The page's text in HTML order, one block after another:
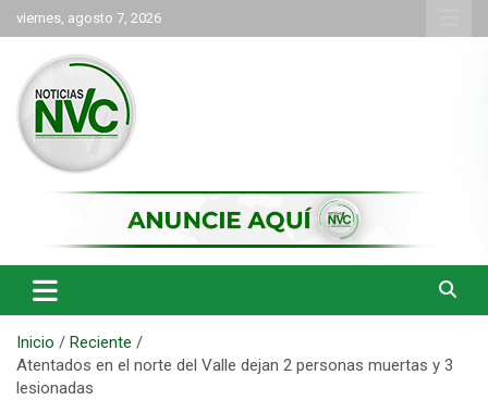
Saltar
al
contenido
viernes, agosto 7, 2026
NVC Noticias
Inicio
Reciente
Atentados en el norte del Valle dejan 2 personas muertas y 3
lesionadas